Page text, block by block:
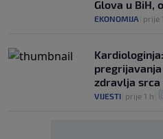
Glova u BiH,
EKONOMIJA prije
zdravlja
VIJESTI prije 1 h